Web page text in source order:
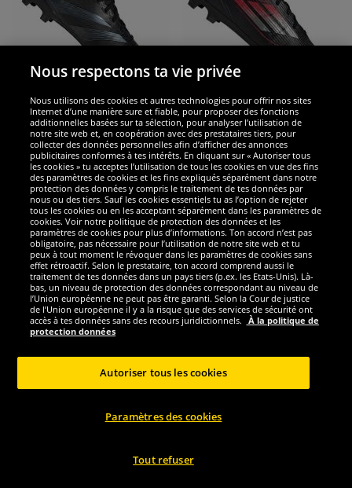
adidas
adidas Predator League FG Hommes
Chaussures de foot IF6347
54.99*
avant1 90,00 €
Économise :
35,01 €
Sélectionner la taille...
adidas
adidas F50 League FG / MG Hommes
Chaussures de foot IE1294
39.99*
avant1 90,00 €
Économise :
50,01 €
Sélectionner la taille...
-50% -50%
adidas
Nous respectons ta vie privée
Nous utilisons des cookies et autres technologies pour offrir nos sites
Internet d’une manière sure et fiable, pour proposer des fonctions
additionnelles basées sur ta sélection, pour analyser l’utilisation de
notre site web et, en coopération avec des prestataires tiers, pour
collecter des données personnelles afin d’afficher des annonces
publicitaires conformes à tes intérêts. En cliquant sur « Autoriser tous
les cookies » tu acceptes l’utilisation de tous les cookies en vue des fins
des paramètres de cookies et les fins expliqués séparément dans notre
protection des données y compris le traitement de tes données par
nous ou des tiers. Sauf les cookies essentiels tu as l’option de rejeter
tous les cookies ou en les acceptant séparément dans les paramètres de
cookies. Voir notre politique de protection des données et les
paramètres de cookies pour plus d’informations. Ton accord n’est pas
obligatoire, pas nécessaire pour l’utilisation de notre site web et tu
peux à tout moment le révoquer dans les paramètres de cookies sans
effet rétroactif. Selon le prestataire, ton accord comprend aussi le
traitement de tes données dans un pays tiers (p.ex. les Etats-Unis). Là-
bas, un niveau de protection des données correspondant au niveau de
l’Union européenne ne peut pas être garanti. Selon la Cour de justice
de l’Union européenne il y a la risque que des services de sécurité ont
accès à tes données sans des recours juridictionnels. À la politique de
protection données
Paramètres des cookies
Tout refuser
Autoriser tous les cookies